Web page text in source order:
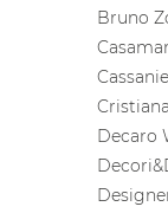
Bruno
Cassanie
Decaro